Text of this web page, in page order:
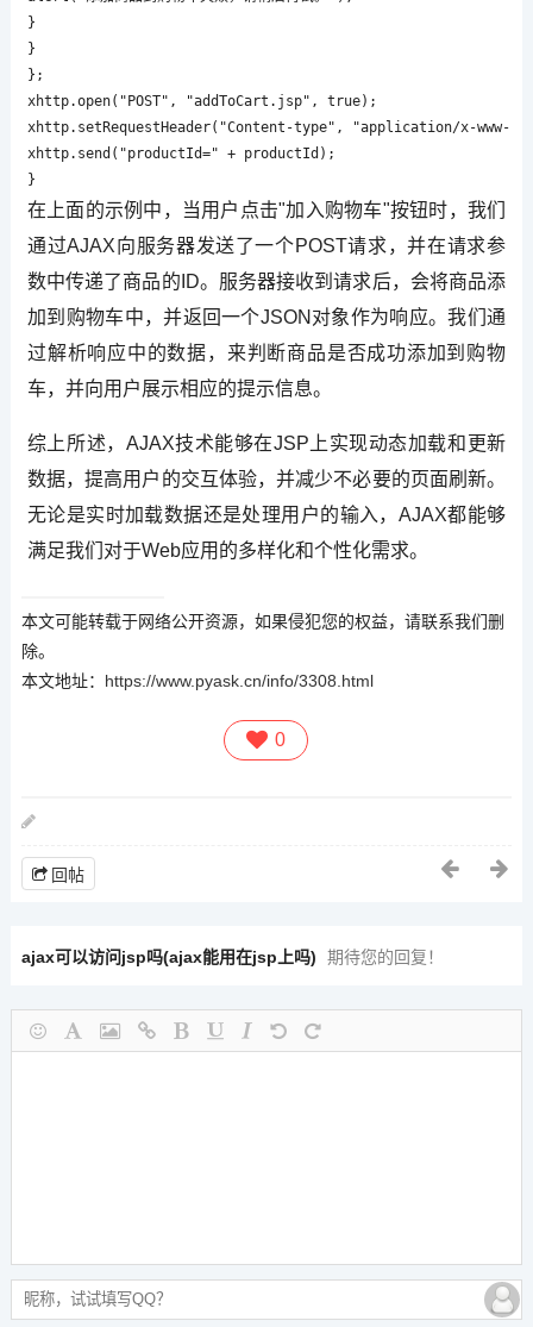
}
}
};
xhttp.open("POST", "addToCart.jsp", true);
xhttp.setRequestHeader("Content-type", "application/x-www-
xhttp.send("productId=" + productId);
}
在上面的示例中，当用户点击"加入购物车"按钮时，我们
通过AJAX向服务器发送了一个POST请求，并在请求参
数中传递了商品的ID。服务器接收到请求后，会将商品添
加到购物车中，并返回一个JSON对象作为响应。我们通
过解析响应中的数据，来判断商品是否成功添加到购物
车，并向用户展示相应的提示信息。
综上所述，AJAX技术能够在JSP上实现动态加载和更新
数据，提高用户的交互体验，并减少不必要的页面刷新。
无论是实时加载数据还是处理用户的输入，AJAX都能够
满足我们对于Web应用的多样化和个性化需求。
本文可能转载于网络公开资源，如果侵犯您的权益，请联系我们删
除。
本文地址： https://www.pyask.cn/info/3308.html
0
回帖
ajax可以访问jsp吗(ajax能用在jsp上吗) 期待您的回复！